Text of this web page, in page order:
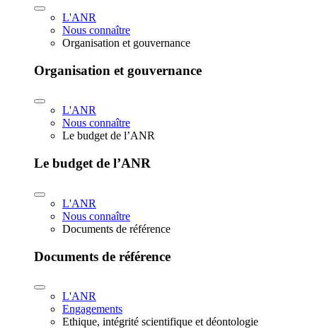
L'ANR
Nous connaître
Organisation et gouvernance
Organisation et gouvernance
L'ANR
Nous connaître
Le budget de l’ANR
Le budget de l’ANR
L'ANR
Nous connaître
Documents de référence
Documents de référence
L'ANR
Engagements
Ethique, intégrité scientifique et déontologie